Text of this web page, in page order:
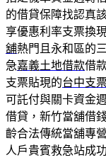
的借貸保障找認真
享優惠利率支票換
舖熱門且永和區的
急嘉義土地借款借
支票貼現的台中支
可託付與關卡資金
借貸，新竹當舖借
齡合法傳統當舖專
人戶貴賓救急站成